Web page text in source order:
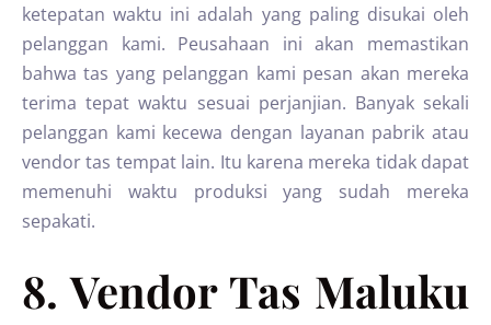
ketepatan waktu ini adalah yang paling disukai oleh
pelanggan kami. Peusahaan ini akan memastikan
bahwa tas yang pelanggan kami pesan akan mereka
terima tepat waktu sesuai perjanjian. Banyak sekali
pelanggan kami kecewa dengan layanan pabrik atau
vendor tas tempat lain. Itu karena mereka tidak dapat
memenuhi waktu produksi yang sudah mereka
sepakati.
8. Vendor Tas Maluku